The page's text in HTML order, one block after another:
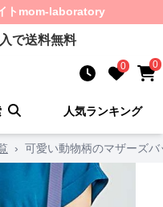
ト mom-laboratory
で送料無料
0 0
人気ランキング
› 可愛い動物柄のマザーズバ